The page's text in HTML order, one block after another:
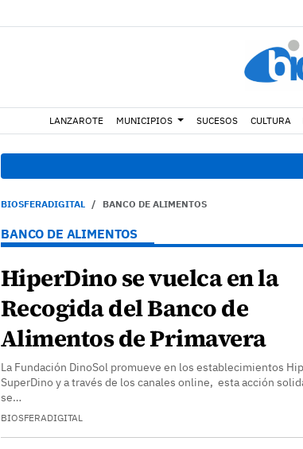
LANZAROTE MUNICIPIOS SUCESOS CULTURA
Muere un
BIOSFERADIGITAL BANCO DE ALIMENTOS
BANCO DE ALIMENTOS
HiperDino se vuelca en la
Recogida del Banco de
Alimentos de Primavera
La Fundación DinoSol promueve en los establecimientos
SuperDino y a través de los canales online, esta acción
se…
BIOSFERADIGITAL